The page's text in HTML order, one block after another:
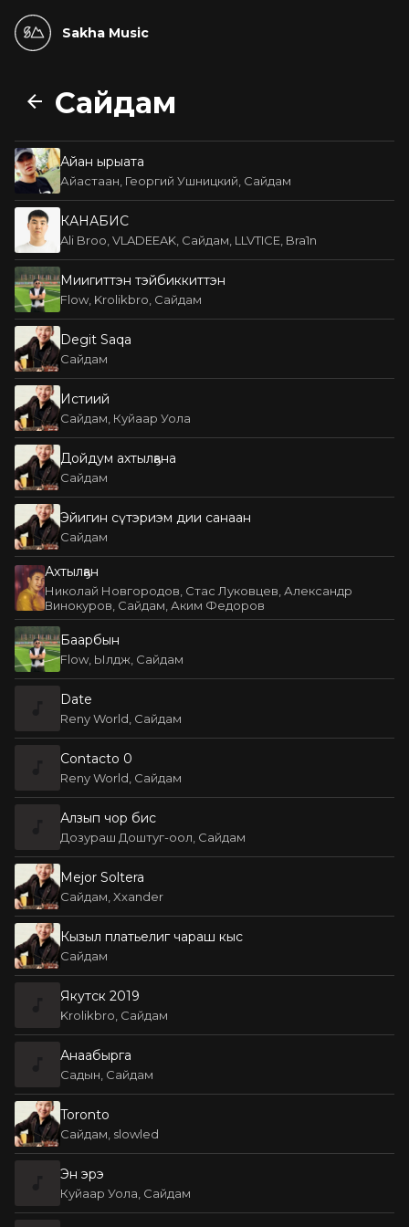
Sakha Music
Сайдам
Айан ырыата
Айастаан, Георгий Ушницкий, Сайдам
КАНАБИС
Ali Broo, VLADEEAK, Сайдам, LLVTICE, Bra1n
Миигиттэн тэйбиккиттэн
Flow, Krolikbro, Сайдам
Degit Saqa
Сайдам
Истиий
Сайдам, Куйаар Уола
Дойдум ахтылҕана
Сайдам
Эйигин сүтэриэм дии санаан
Сайдам
Ахтылҕан
Николай Новгородов, Стас Луковцев, Александр
Винокуров, Сайдам, Аким Федоров
Баарбын
Flow, Ылдж, Сайдам
Date
Reny World, Сайдам
Contacto 0
Reny World, Сайдам
Алзып чор бис
Дозураш Доштуг-оол, Сайдам
Mejor Soltera
Сайдам, Xxander
Кызыл платьелиг чараш кыс
Сайдам
Якутск 2019
Krolikbro, Сайдам
Анаабырга
Садын, Сайдам
Toronto
Сайдам, slowled
Эн эрэ
Куйаар Уола, Сайдам